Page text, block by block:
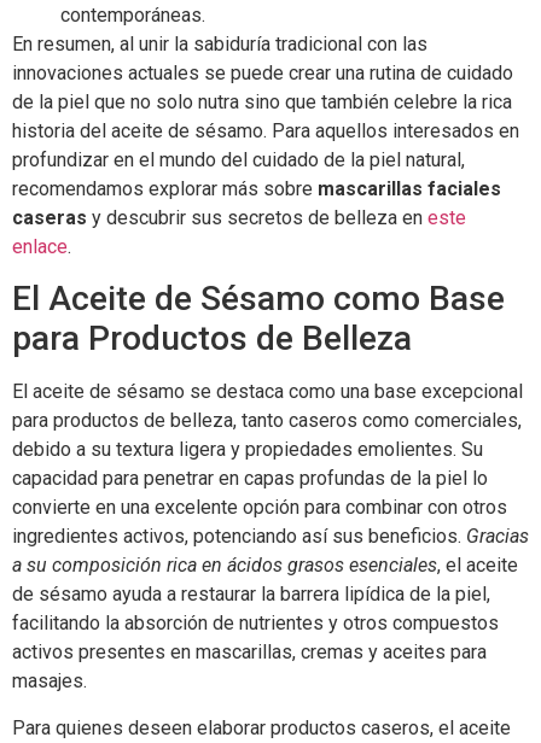
contemporáneas.
En resumen, al unir la sabiduría tradicional con las
innovaciones actuales se puede crear una rutina de cuidado
de la piel que no solo nutra sino que también celebre la rica
historia del aceite de sésamo. Para aquellos interesados en
profundizar en el mundo del cuidado de la piel natural,
recomendamos explorar más sobre mascarillas faciales
caseras y descubrir sus secretos de belleza en este
enlace.
El Aceite de Sésamo como Base
para Productos de Belleza
El aceite de sésamo se destaca como una base excepcional
para productos de belleza, tanto caseros como comerciales,
debido a su textura ligera y propiedades emolientes. Su
capacidad para penetrar en capas profundas de la piel lo
convierte en una excelente opción para combinar con otros
ingredientes activos, potenciando así sus beneficios. Gracias
a su composición rica en ácidos grasos esenciales, el aceite
de sésamo ayuda a restaurar la barrera lipídica de la piel,
facilitando la absorción de nutrientes y otros compuestos
activos presentes en mascarillas, cremas y aceites para
masajes.
Para quienes deseen elaborar productos caseros, el aceite